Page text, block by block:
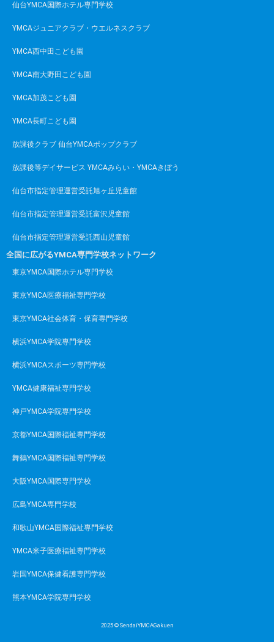
仙台YMCA国際ホテル専門学校
YMCAジュニアクラブ・ウエルネスクラブ
YMCA西中田こども園
YMCA南大野田こども園
YMCA加茂こども園
YMCA長町こども園
放課後クラブ 仙台YMCAポップクラブ
放課後等デイサービス YMCAみらい・YMCAきぼう
仙台市指定管理運営受託旭ヶ丘児童館
仙台市指定管理運営受託富沢児童館
仙台市指定管理運営受託西山児童館
全国に広がるYMCA専門学校ネットワーク
東京YMCA国際ホテル専門学校
東京YMCA医療福祉専門学校
東京YMCA社会体育・保育専門学校
横浜YMCA学院専門学校
横浜YMCAスポーツ専門学校
YMCA健康福祉専門学校
神戸YMCA学院専門学校
京都YMCA国際福祉専門学校
舞鶴YMCA国際福祉専門学校
大阪YMCA国際専門学校
広島YMCA専門学校
和歌山YMCA国際福祉専門学校
YMCA米子医療福祉専門学校
岩国YMCA保健看護専門学校
熊本YMCA学院専門学校
2025 © SendaiYMCAGakuen